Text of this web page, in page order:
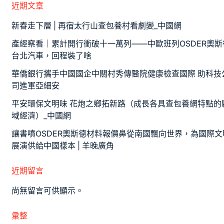
近期文章
新春走下層 | 再宿太行山查包養村看劇變_中國網
產經察看｜累計開行衝破十一萬列——中歐班列OSDER奧
台北汽車，回程裝了啥
華僑銀行攜手中國國企中關村秀傳醫院健康檢查國際 助科技
司進軍亞細安
平安環保文明味 花炮之鄉拓新路（成長各具查包養網特點的
域經濟）_中國網
讓書噴OSDER奧斯德材料報價鼻從南國飄向世界，為國際文
展演供給中國樣本 | 羊晚廣角
近期留言
尚無留言可供顯示。
彙整